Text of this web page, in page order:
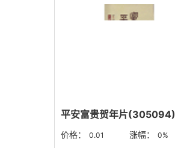
平安富贵贺年片(305094)
价格： 0.01 涨幅： 0%